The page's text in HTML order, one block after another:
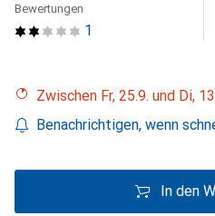
1
Bewertungen
Zwischen Fr, 25.9. und Di,
Benachrichtigen, wenn
In den